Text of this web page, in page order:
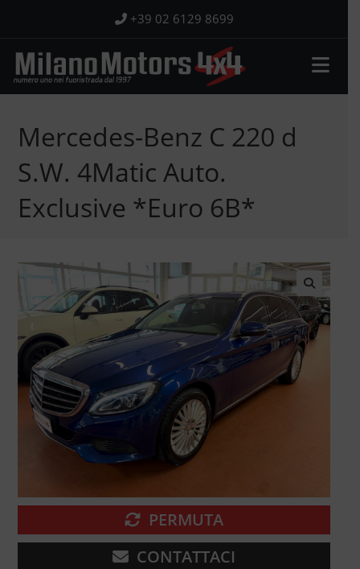
contenuto
+39 02 6129 8699
Mercedes-Benz C 220 d
S.W. 4Matic Auto.
Exclusive *Euro 6B*
🔍
PERMUTA
CONTATTACI